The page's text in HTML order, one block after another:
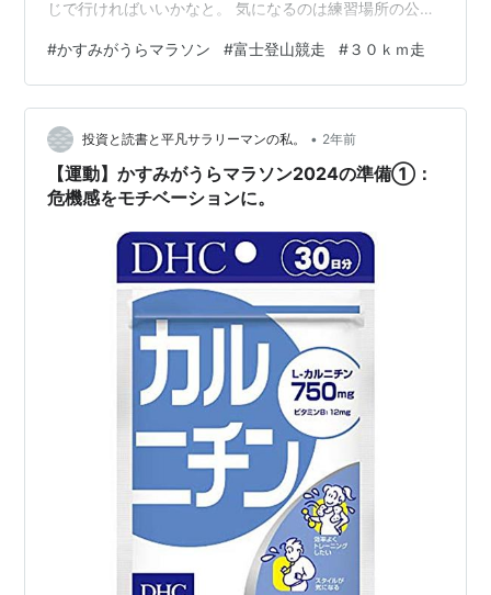
じで行ければいいかなと。 気になるのは練習場所の公園
ト。 予定通り上げられた。 ようやく走れる身体になって
きたかな？ でも今回は７月の本命レースに向けての通過
点。 ベストは３時間１３分台ですが２０分切れればいい
くらいで行きます。 けが予防のため今日もレース本番も
カーボンシューズは封印。 ハイペリオンマックスでフル
を走ります。 二代目ハイペリオン…
#かすみがうらマラソン #富士登山競走 #３０ｋｍ走
投資と読書と平凡サラリーマンの私。 • 2年前
【運動】かすみがうらマラソン2024の準備①：
危機感をモチベーションに。